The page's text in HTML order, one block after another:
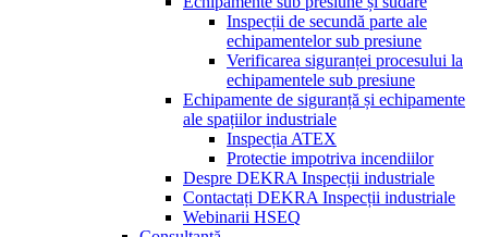
Inspecții de secundă parte ale
echipamentelor sub presiune
Verificarea siguranței procesului la
echipamentele sub presiune
Echipamente de siguranță și echipamente
ale spațiilor industriale
Inspecția ATEX
Protectie impotriva incendiilor
Despre DEKRA Inspecții industriale
Contactați DEKRA Inspecții industriale
Webinarii HSEQ